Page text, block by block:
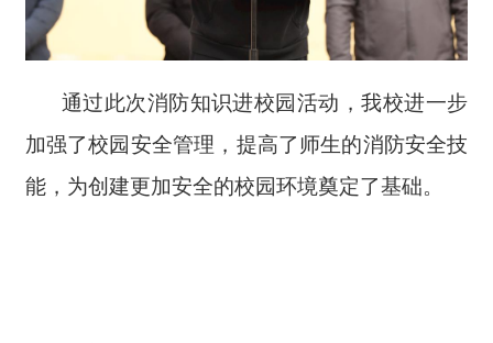
通过此次消防知识进校园活动，我校进一步
加强了校园安全管理，提高了师生的消防安全技
能，为创建更加安全的校园环境奠定了基础。